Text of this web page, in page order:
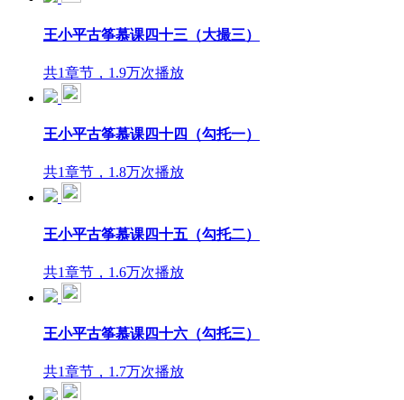
王小平古筝慕课四十三（大撮三）
共1章节，1.9万次播放
王小平古筝慕课四十四（勾托一）
共1章节，1.8万次播放
王小平古筝慕课四十五（勾托二）
共1章节，1.6万次播放
王小平古筝慕课四十六（勾托三）
共1章节，1.7万次播放